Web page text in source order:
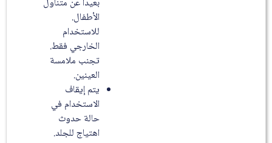
بعيدًا عن متناول
الأطفال.
للاستخدام
الخارجي فقط.
تجنب ملامسة
العينين.
يتم إيقاف
الاستخدام في
حالة حدوث
اهتياج للجلد.